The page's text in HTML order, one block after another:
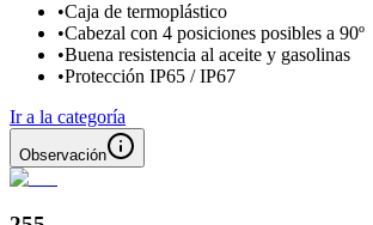
•Caja de termoplástico
•Cabezal con 4 posiciones posibles a 90º
•Buena resistencia al aceite y gasolinas
•Protección IP65 / IP67
Ir a la categoría
Observación